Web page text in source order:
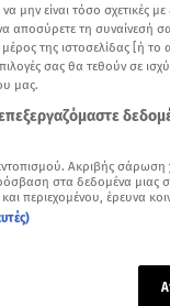
άρθρα μας στα
μην είναι τόσο σχετικές
να αποσύρετε τη
της ιστοσελίδας [ή
σας θα τεθούν σε
μας.
επεξεργαζόμαστε
Ακριβής σάρωση
στα δεδομένα μιας
περιεχομένου, έρευνα